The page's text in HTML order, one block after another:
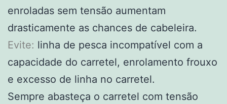
enroladas sem tensão aumentam
drasticamente as chances de cabeleira.
Evite: linha de pesca incompatível com a
capacidade do carretel, enrolamento frouxo
e excesso de linha no carretel.
Sempre abasteça o carretel com tensão